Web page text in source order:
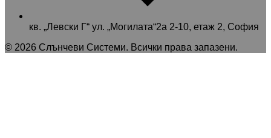
кв. „Левски Г“ ул. „Могилата“2а 2-10, етаж 2, София
© 2026 Слънчеви Системи. Всички права запазени.